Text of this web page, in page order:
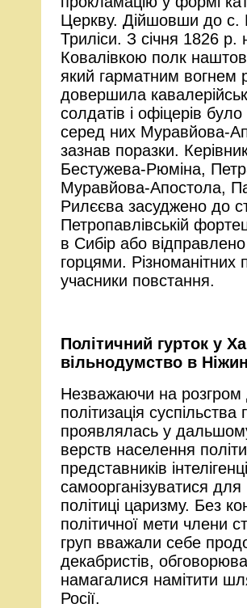
Церкву. Дійшовши до с.
Триліси. З січня 1826
Ковалівкою полк
який гарматним вогнем
довершила
солдатів і офіцерів
серед них Муравйова-
зазнав поразки.
Бестужева-Рюміна,
Муравйова-Апостола,
Рилєєва засуджено до
Петропавлівській
в Сибір або
горцями. Різноманітних
учасники повстання.
Політичний гурток у
вільнодумство в
Незважаючи на розгром
політизація
проявлялась у
верств населення
представників
самоорганізуватися для
політиці царизму. Без
політичної мети члени
груп вважали себе
декабристів,
намагалися намітити
Росії.